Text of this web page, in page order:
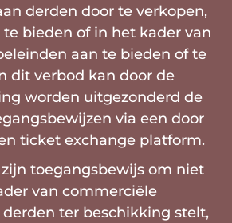
derden door te verkopen,
bieden of in het kader van
aan te bieden of te
dit verbod kan door de
worden uitgezonderd de
via een door
ticket exchange platform.
toegangsbewijs om niet
van commerciële
ter beschikking stelt,